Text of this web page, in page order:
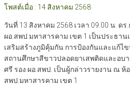
โพสต์เมื่อ : 14 สิงหาคม 2568
วันที่ 13 สิงหาคม 2568 เวลา 09.00 น. ด
ผอ.สพป.มหาสารคาม เขต 1 เป็นประธา
เสริมสร้างภูมิคุ้มกัน การป้องกันและแก้ไ
สถานศึกษาสีขาวปลอดยาเสพติดและอบ
ศรี รอง ผอ.สพป. เป็นผู้กล่าวรายงาน ณ
สพป.มหาสารคาม เขต 1